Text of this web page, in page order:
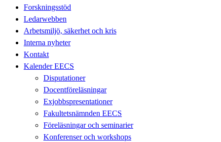
Forskningsstöd
Ledarwebben
Arbetsmiljö, säkerhet och kris
Interna nyheter
Kontakt
Kalender EECS
Disputationer
Docentföreläsningar
Exjobbspresentationer
Fakultetsnämnden EECS
Föreläsningar och seminarier
Konferenser och workshops